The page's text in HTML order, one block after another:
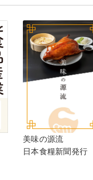
美味の源流
日本食糧新聞発行